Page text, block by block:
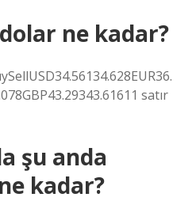
ne kadar?
satır
şu anda
kadar?